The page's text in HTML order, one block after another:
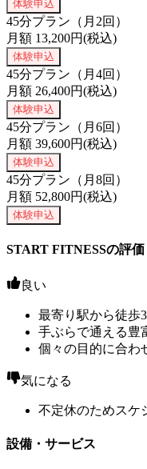
体験申込
45分プラン（月2回）
月額 13,200円(税込)
体験申込
45分プラン（月4回）
月額 26,400円(税込)
体験申込
45分プラン（月6回）
月額 39,600円(税込)
体験申込
45分プラン（月8回）
月額 52,800円(税込)
体験申込
START FITNESSの評価
良い
最寄り駅から徒歩
手ぶらで通える豊
個々の目的に合わ
気になる
不定休のためスケ
設備・サービス